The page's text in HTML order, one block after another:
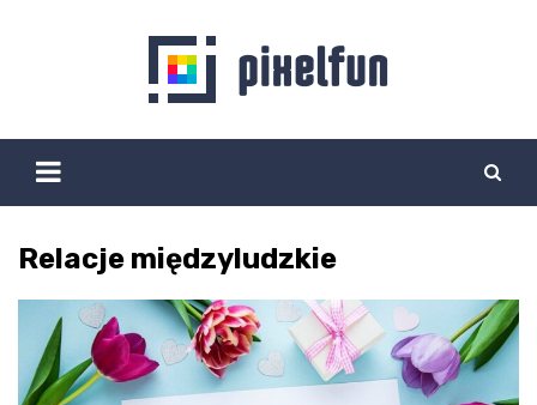
Relacje międzyludzkie